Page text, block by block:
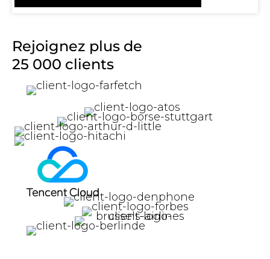
Rejoignez plus de
25 000 clients